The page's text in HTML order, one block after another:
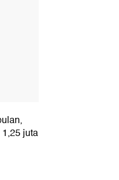
juta